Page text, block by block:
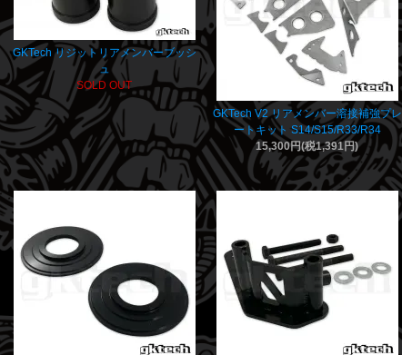
GKTech リジットリアメンバーブッシ
ュ
SOLD OUT
GKTech V2 リアメンバー溶接補強プレ
ートキット S14/S15/R33/R34
15,300円(税1,391円)